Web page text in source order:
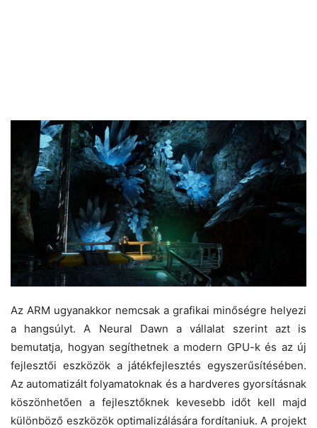
Az ARM ugyanakkor nemcsak a grafikai minőségre helyezi
a hangsúlyt. A Neural Dawn a vállalat szerint azt is
bemutatja, hogyan segíthetnek a modern GPU-k és az új
fejlesztői eszközök a játékfejlesztés egyszerűsítésében.
Az automatizált folyamatoknak és a hardveres gyorsításnak
köszönhetően a fejlesztőknek kevesebb időt kell majd
különböző eszközök optimalizálására fordítaniuk. A projekt